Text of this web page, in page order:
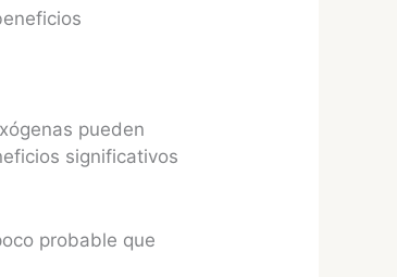
pueden
significativos
probable que